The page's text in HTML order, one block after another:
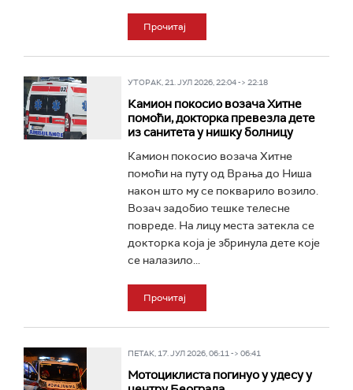
Прочитај
УТОРАК, 21. ЈУЛ 2026, 22:04 -> 22:18
Камион покосио возача Хитне
помоћи, докторка превезла дете
из санитета у нишку болницу
Камион покосио возача Хитне
помоћи на путу од Врања до Ниша
након што му се покварило возило.
Возач задобио тешке телесне
повреде. На лицу места затекла се
докторка која је збринула дете које
се налазило...
Прочитај
ПЕТАК, 17. ЈУЛ 2026, 06:11 -> 06:41
Мотоциклиста погинуо у удесу у